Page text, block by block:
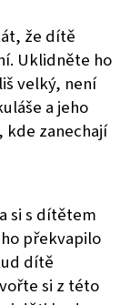
že dítě
Uklidněte ho
velký, není
a jeho
zanechají
si s dítětem
překvapilo
dítě
si z této